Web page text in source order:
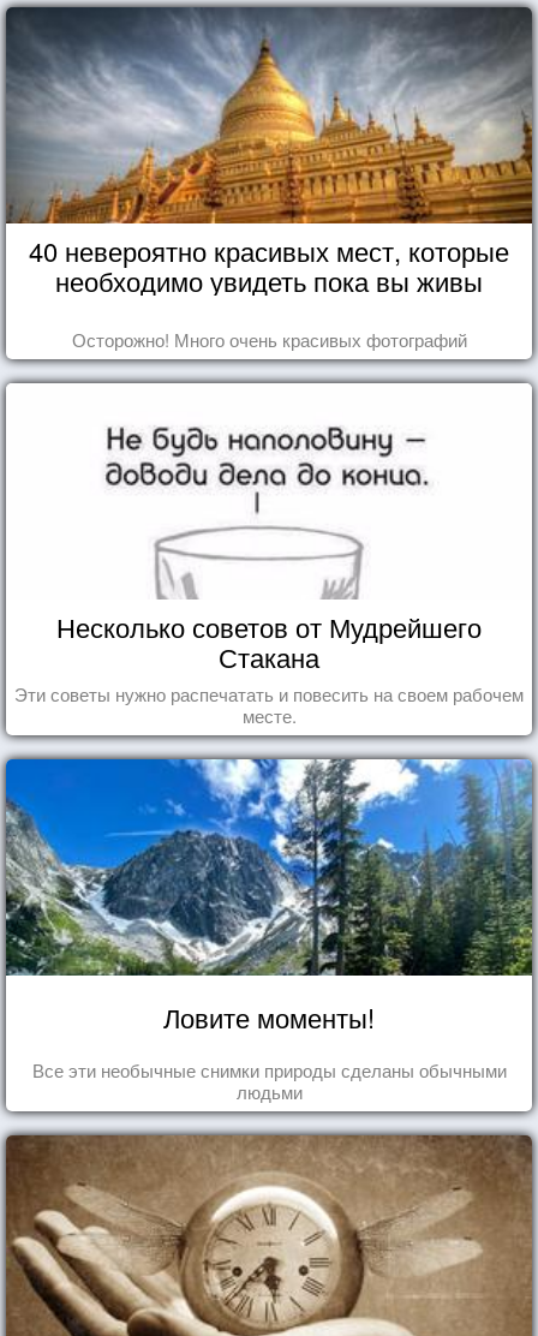
40 невероятно красивых мест, которые
необходимо увидеть пока вы живы
Осторожно! Много очень красивых фотографий
Несколько советов от Мудрейшего
Стакана
Эти советы нужно распечатать и повесить на своем рабочем
месте.
Ловите моменты!
Все эти необычные снимки природы сделаны обычными
людьми